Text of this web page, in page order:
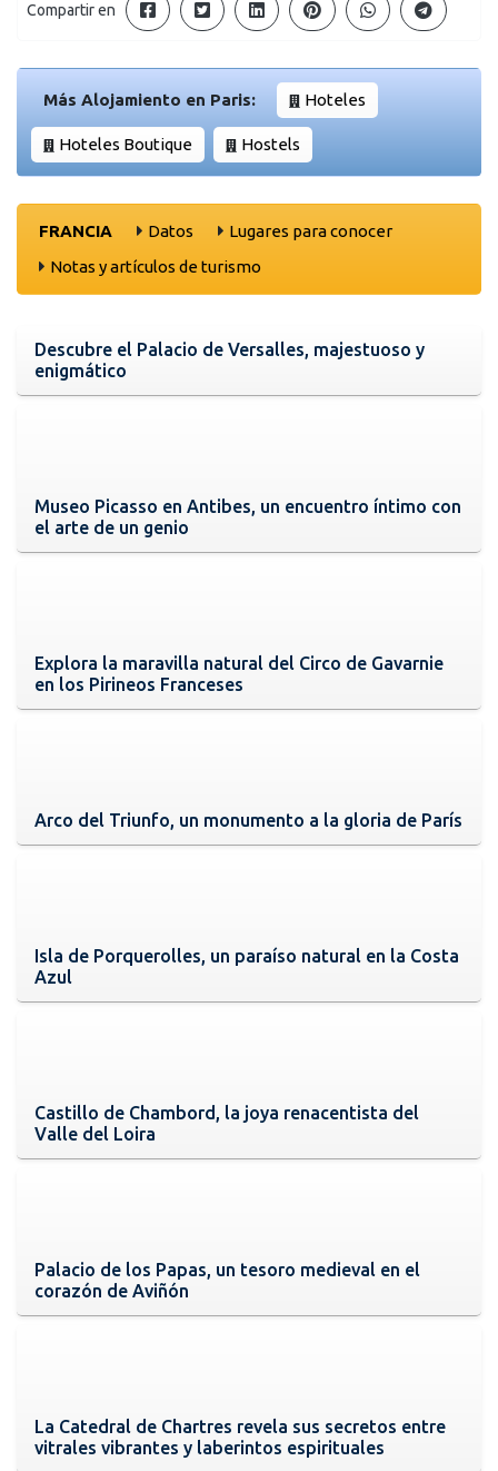
Compartir en
Más Alojamiento en Paris: Hoteles
Hoteles Boutique Hostels
FRANCIA Datos
Lugares para conocer
Notas y artículos de turismo
Descubre el Palacio de Versalles, majestuoso y
enigmático
Museo Picasso en Antibes, un encuentro íntimo con
el arte de un genio
Explora la maravilla natural del Circo de Gavarnie
en los Pirineos Franceses
Arco del Triunfo, un monumento a la gloria de París
Isla de Porquerolles, un paraíso natural en la Costa
Azul
Castillo de Chambord, la joya renacentista del
Valle del Loira
Palacio de los Papas, un tesoro medieval en el
corazón de Aviñón
La Catedral de Chartres revela sus secretos entre
vitrales vibrantes y laberintos espirituales